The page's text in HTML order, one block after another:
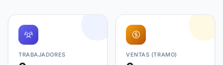
TRABAJADORES VENTAS (TRAMO)